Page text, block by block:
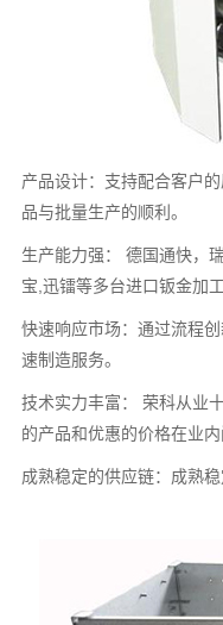
产品设计：支持配合客户
品与批量生产的顺利。
生产能力强： 德国通快，
宝,迅镭等多台进口钣金加工
快速响应市场：通过流程
速制造服务。
技术实力丰富： 荣科从业
的产品和优惠的价格在业内
成熟稳定的供应链：成熟稳